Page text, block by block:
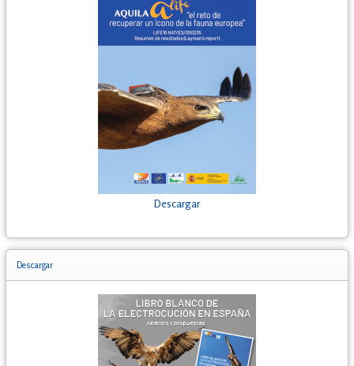
Descargar
Descargar